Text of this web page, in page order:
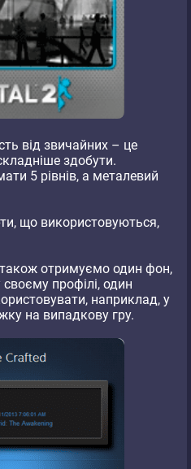
від звичайних – це
здобути.
5 рівнів, а металевий
що використовуються,
отримуємо один фон,
профілі, один
наприклад, у
на випадкову гру.